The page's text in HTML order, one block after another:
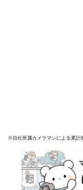
※自社所属カメラマンによる累計